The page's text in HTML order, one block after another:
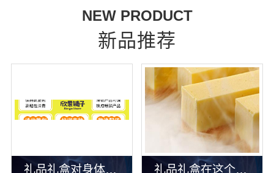
NEW PRODUCT
新品推荐
礼品礼盒对身体健康有什么影响吗 礼品礼盒在这个市场中销量怎么样